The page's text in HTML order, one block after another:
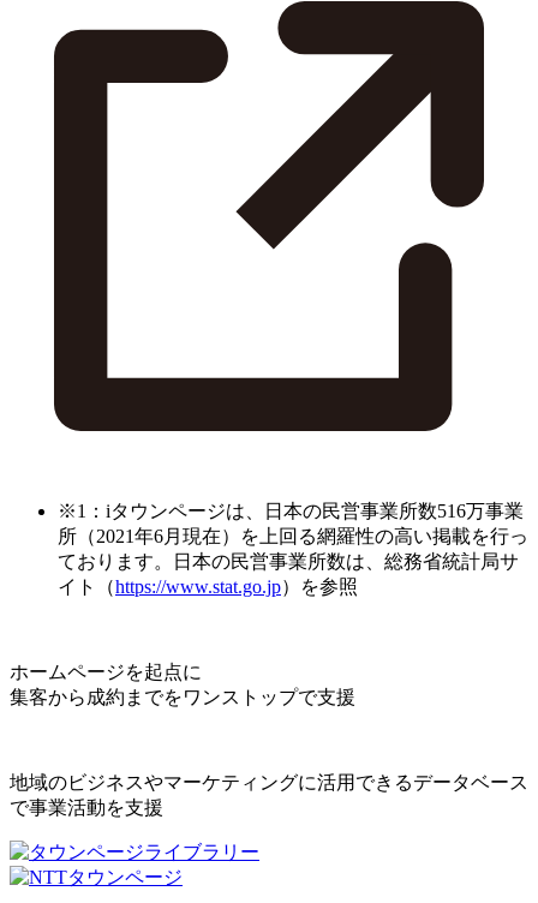
※1：iタウンページは、日本の民営事業所数516万事業
所（2021年6月現在）を上回る網羅性の高い掲載を行っ
ております。日本の民営事業所数は、総務省統計局サ
イト（https://www.stat.go.jp）を参照
ホームページを起点に
集客から成約までをワンストップで支援
地域のビジネスやマーケティングに活用できるデータベース
で事業活動を支援